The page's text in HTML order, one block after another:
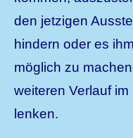
den jetzigen
hindern oder es
möglich zu
weiteren Verlauf
lenken.